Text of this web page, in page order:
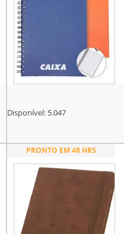
Disponível: 5.047
PRONTO EM 48 HRS